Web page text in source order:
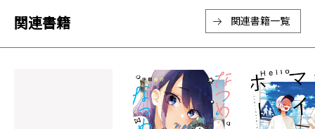
関連書籍 関連書籍一覧